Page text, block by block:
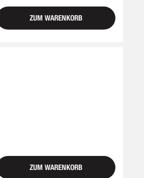
ZUM WARENKORB
ZUM WARENKORB